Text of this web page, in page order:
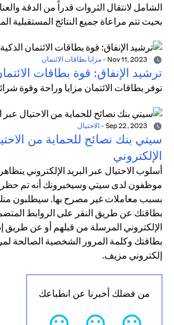
الشامل لانتقال الثروات قدراً من الدقة
بحيث تتم مراعاة جميع النتائج المستقبلية
- مزايا بطاقات الائتمان
ترشيد الإنفاق: قوة بطاقات
توفر بطاقات الائتمان مزايا وراحة وقوة
- الاحتيال
سيتي بنك نصائح للحماية من
الإلكتروني
أسلوب الاحتيال عبر البريد الإلكتروني
موظفون لدى سيتي وسيخبرونك أنه تم حظر
بسبب معاملات غير مصرح بها. سيطلبون
بطاقتك عن طريق النقر على الروابط
الإلكتروني المرسلة من قبلهم أو عن طريق
بطاقتك وكلمة المرور الشخصية الصالحة
إلكتروني مزيف.
من فضلك أخبرنا عن انطباعك